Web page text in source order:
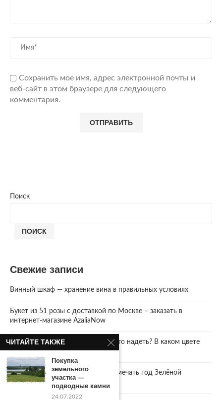
Сохранить мое имя, адрес электронной почты и
веб-сайт в этом браузере для следующего
комментария.
Поиск
ПОИСК
Свежие записи
Винный шкаф — хранение вина в правильных условиях
Букет из 51 розы с доставкой по Москве – заказать в
интернет-магазине AzaliaNow
Год Зеленой Деревянной Змеи. Что надеть? В каком цвете
встречать 2025 Новый год.
2025 год. Где и как правильно отмечать год Зелёной
Деревянной Змеи
ЧИТАЙТЕ ТАКЖЕ
Покупка
земельного
участка —
подводные камни
24.07.2022